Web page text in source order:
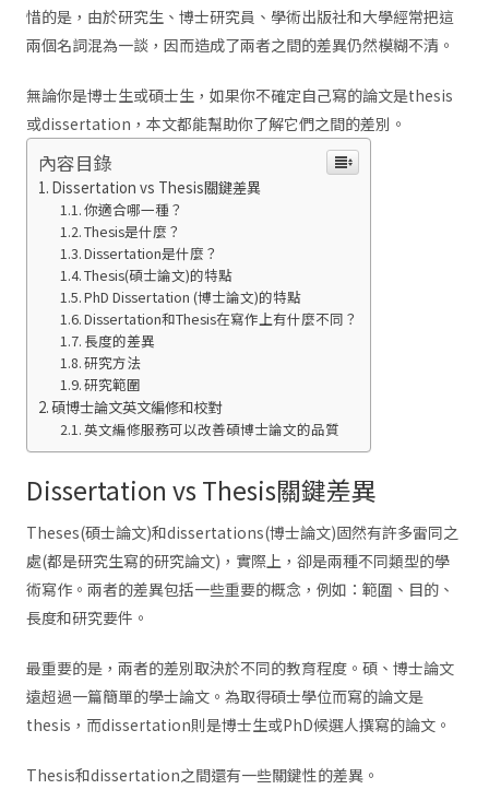
惜的是，由於研究生、博士研究員、學術出版社和大學經常把這
兩個名詞混為一談，因而造成了兩者之間的差異仍然模糊不清。
無論你是博士生或碩士生，如果你不確定自己寫的論文是thesis
或dissertation，本文都能幫助你了解它們之間的差別。
內容目錄
Dissertation vs Thesis關鍵差異
你適合哪一種？
Thesis是什麼？
Dissertation是什麼？
Thesis(碩士論文)的特點
PhD Dissertation (博士論文)的特點
Dissertation和Thesis在寫作上有什麼不同？
長度的差異
研究方法
研究範圍
碩博士論文英文編修和校對
英文編修服務可以改善碩博士論文的品質
Dissertation vs Thesis關鍵差異
Theses(碩士論文)和dissertations(博士論文)固然有許多雷同之
處(都是研究生寫的研究論文)，實際上，卻是兩種不同類型的學
術寫作。兩者的差異包括一些重要的概念，例如：範圍、目的、
長度和研究要件。
最重要的是，兩者的差別取決於不同的教育程度。碩、博士論文
遠超過一篇簡單的學士論文。為取得碩士學位而寫的論文是
thesis，而dissertation則是博士生或PhD候選人撰寫的論文。
Thesis和dissertation之間還有一些關鍵性的差異。